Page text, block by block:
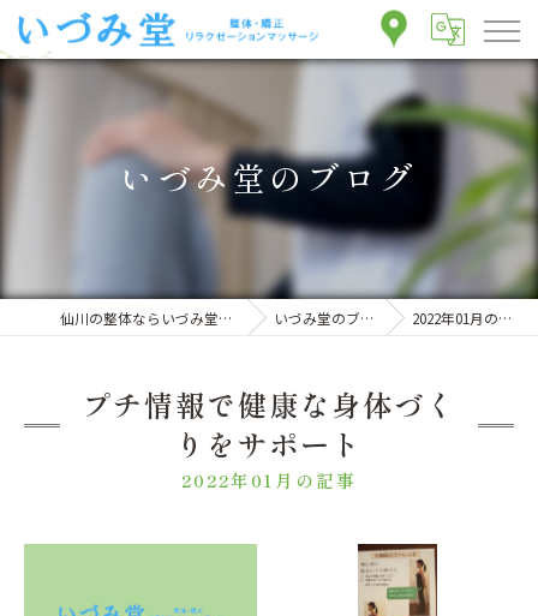
いづみ堂のブログ
仙川の整体ならいづみ堂整体院 いづみ堂のブログ 2022年01月の記事
プチ情報で健康な身体づく
りをサポート
2022年01月の記事